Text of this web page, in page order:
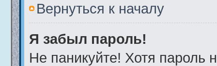
Вернуться к началу
Я забыл пароль!
Не паникуйте! Хотя пароль